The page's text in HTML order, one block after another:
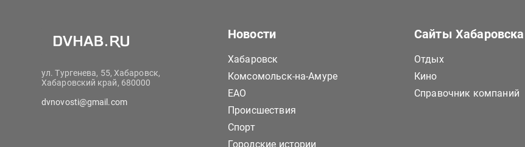
ул. Тургенева, 55, Хабаровск,
Хабаровский край, 680000
dvnovosti@gmail.com
Новости
Хабаровск
Комсомольск-на-Амуре
ЕАО
Происшествия
Спорт
Городские истории
Сайты Хабаровска
Отдых
Кино
Справочник компаний